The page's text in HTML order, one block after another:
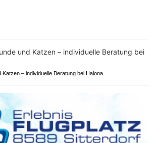
– individuelle Beratung bei Halona